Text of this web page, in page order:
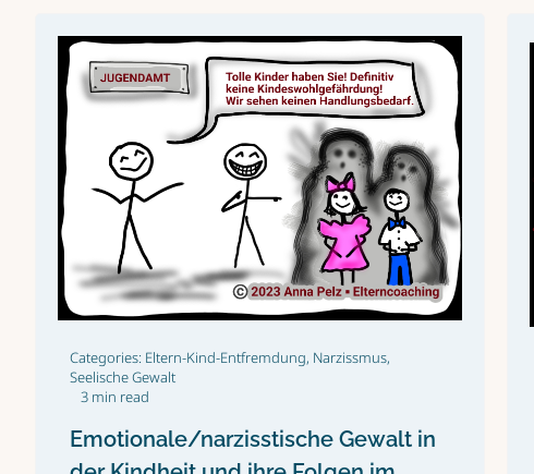
Categories: Eltern-Kind-Entfremdung, Narzissmus,
Seelische Gewalt
3 min read
Emotionale/narzisstische Gewalt in